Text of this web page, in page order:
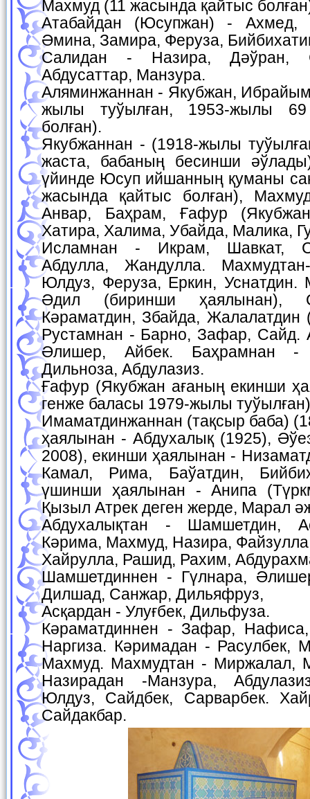
Махмуд (11 жасында қайтыс
Атабайдан (Юсупжан) - Ахмед,
Әмина, Замира, Феруза,
Салидан - Назира, Дәўран,
Абдусаттар, Манзура.
Аляминжаннан - Якубжан,
жылы туўылған, 1953-жылы
болған).
Якубжаннан - (1918-жылы
жаста, бабаның бесинши
үйинде Юсуп ийшанның қуманы
жасында қайтыс болған),
Анвар, Баҳрам, Ғафур
Хатира, Халима, Убайда, Малика,
Исламнан - Икрам, Шавкат,
Абдулла, Жандулла.
Юлдуз, Феруза, Еркин, Уснатдин.
Әдил (биринши ҳаялынан),
Кәраматдин, Збайда, Жалалатдин
Рустамнан - Барно, Зафар, Сайд.
Әлишер, Айбек. Баҳрамнан -
Дильноза, Абдулазиз.
Ғафур (Якубжан ағаның екинши
генже баласы 1979-жылы
Имаматдинжаннан (тақсыр баба)
ҳаялынан - Абдухалық (1925),
2008), екинши ҳаялынан -
Камал, Рима, Баўатдин,
үшинши ҳаялынан - Анипа
Қызыл Атрек деген жерде, Марал
Абдухалықтан - Шамшетдин,
Кәрима, Махмуд, Назира,
Хайрулла, Рашид, Рахим,
Шамшетдиннен - Гүлнара,
Дилшад, Санжар, Дильяфруз,
Асқардан - Улуғбек, Дильфуза.
Кәраматдиннен - Зафар,
Наргиза. Кәримадан - Расулбек,
Махмуд. Махмудтан - Миржалал,
Назирадан -Манзура,
Юлдуз, Сайдбек, Сарварбек.
Сайдакбар.